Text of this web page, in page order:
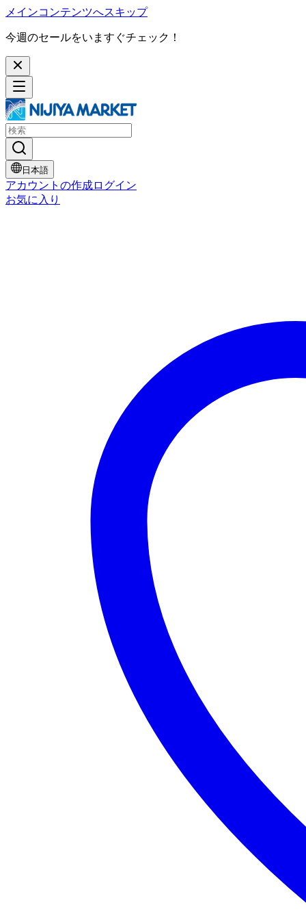
メインコンテンツへスキップ
今週のセールをいますぐチェック！
日本語
アカウントの作成ログイン
お気に入り